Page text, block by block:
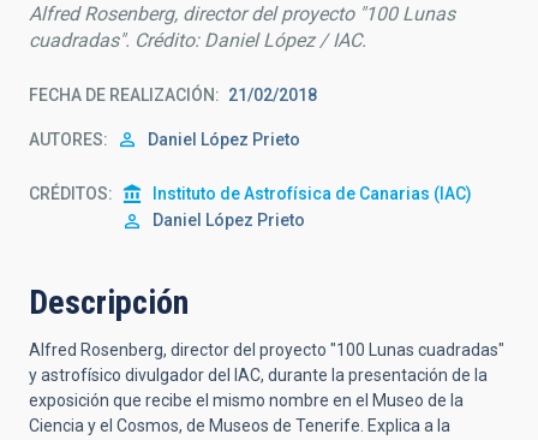
Alfred Rosenberg, director del proyecto "100 Lunas
cuadradas". Crédito: Daniel López / IAC.
FECHA DE REALIZACIÓN 21/02/2018
AUTORES Daniel López Prieto
CRÉDITOS
Instituto de Astrofísica de Canarias (IAC)
Daniel López Prieto
Descripción
Alfred Rosenberg, director del proyecto "100 Lunas cuadradas"
y astrofísico divulgador del IAC, durante la presentación de la
exposición que recibe el mismo nombre en el Museo de la
Ciencia y el Cosmos, de Museos de Tenerife. Explica a la